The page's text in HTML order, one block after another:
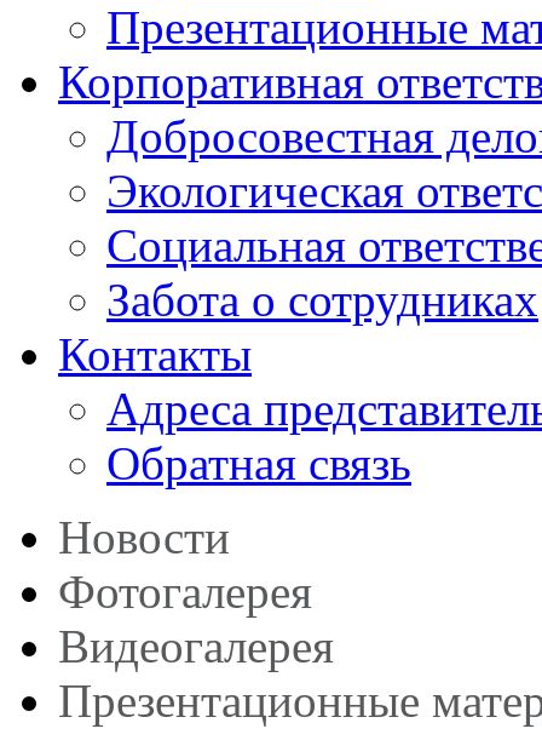
Презентационные
Корпоративная
Добросовестная
Экологическая
Социальная
Забота о сотрудниках
Контакты
Адреса
Обратная связь
Новости
Фотогалерея
Видеогалерея
Презентационные